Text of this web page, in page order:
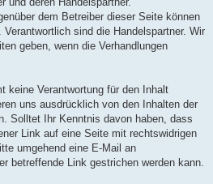
dem Betreiber dieser Seite können
sind die Handelspartner. Wir
geben, wenn die Verhandlungen
keine Verantwortung für den Inhalt
uns ausdrücklich von den Inhalten der
Solltet Ihr Kenntnis davon haben, dass
Link auf eine Seite mit rechtswidrigen
umgehend eine E-Mail an
betreffende Link gestrichen werden kann.